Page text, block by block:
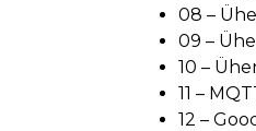
08 –
09 –
10 –
11 –
12 –